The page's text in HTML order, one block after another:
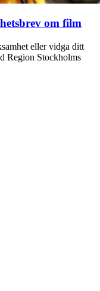
om film
eller vidga ditt
Region Stockholms